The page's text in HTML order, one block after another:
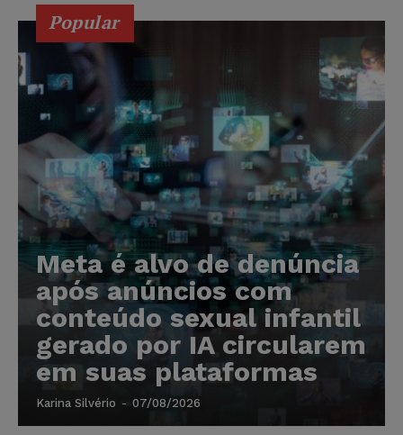
Popular
Meta é alvo de denúncia
após anúncios com
conteúdo sexual infantil
gerado por IA circularem
em suas plataformas
Karina Silvério - 07/08/2026